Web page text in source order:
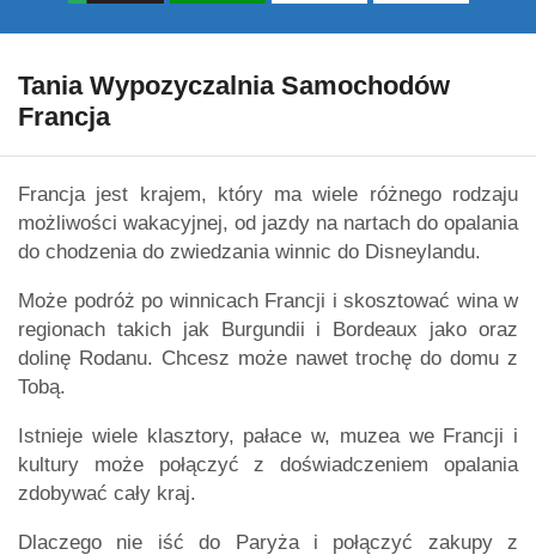
Tania Wypozyczalnia Samochodów
Francja
Francja jest krajem, który ma wiele różnego rodzaju
możliwości wakacyjnej, od jazdy na nartach do opalania
do chodzenia do zwiedzania winnic do Disneylandu.
Może podróż po winnicach Francji i skosztować wina w
regionach takich jak Burgundii i Bordeaux jako oraz
dolinę Rodanu. Chcesz może nawet trochę do domu z
Tobą.
Istnieje wiele klasztory, pałace w, muzea we Francji i
kultury może połączyć z doświadczeniem opalania
zdobywać cały kraj.
Dlaczego nie iść do Paryża i połączyć zakupy z